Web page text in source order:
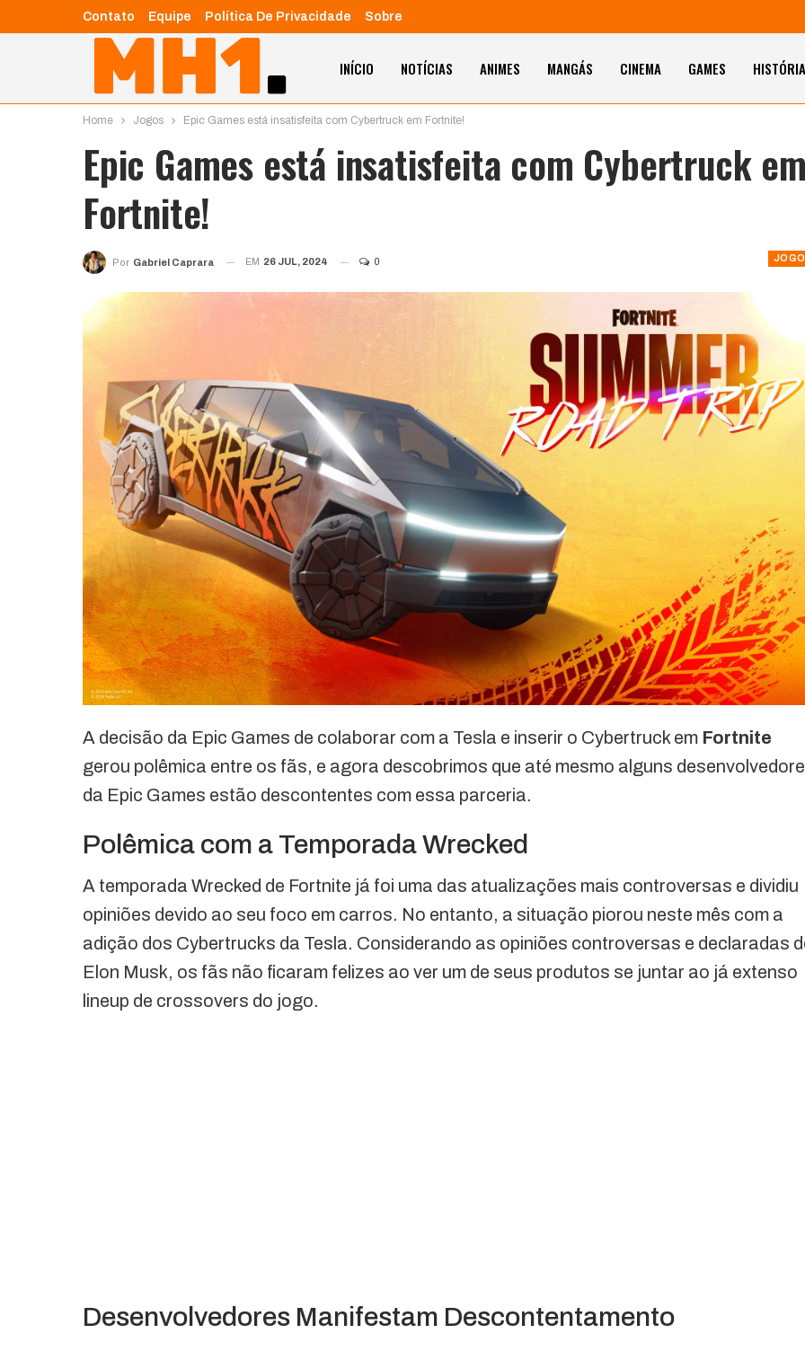
Contato Equipe Política De Privacidade Sobre
INÍCIO NOTÍCIAS ANIMES MANGÁS CINEMA GAMES HISTÓRIA
Home Jogos Epic Games está insatisfeita com Cybertruck em Fortnite!
Epic Games está insatisfeita com Cybertruck
Fortnite!
Por Gabriel Caprara EM 26 JUL, 2024 0
A decisão da Epic Games de colaborar com a Tesla e inserir o Cybertruck em Fortnite
gerou polêmica entre os fãs, e agora descobrimos que até mesmo alguns
da Epic Games estão descontentes com essa parceria.
Polêmica com a Temporada Wrecked
A temporada Wrecked de Fortnite já foi uma das atualizações mais controversas e dividiu
opiniões devido ao seu foco em carros. No entanto, a situação piorou neste mês com a
adição dos Cybertrucks da Tesla. Considerando as opiniões controversas e declaradas
Elon Musk, os fãs não ficaram felizes ao ver um de seus produtos se juntar ao já extenso
lineup de crossovers do jogo.
Desenvolvedores Manifestam Descontentamento